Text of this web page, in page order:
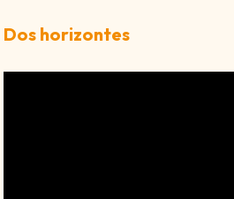
Dos horizontes